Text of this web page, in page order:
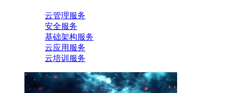
云管理服务
安全服务
基础架构服务
云应用服务
云培训服务